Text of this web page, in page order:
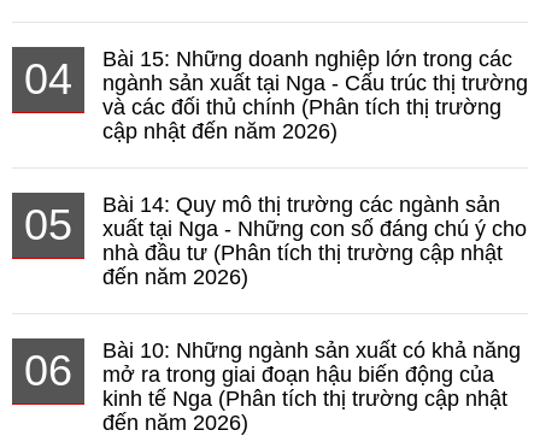
04
Bài 15: Những doanh nghiệp lớn trong các
ngành sản xuất tại Nga - Cấu trúc thị trường
và các đối thủ chính (Phân tích thị trường
cập nhật đến năm 2026)
05
Bài 14: Quy mô thị trường các ngành sản
xuất tại Nga - Những con số đáng chú ý cho
nhà đầu tư (Phân tích thị trường cập nhật
đến năm 2026)
06
Bài 10: Những ngành sản xuất có khả năng
mở ra trong giai đoạn hậu biến động của
kinh tế Nga (Phân tích thị trường cập nhật
đến năm 2026)